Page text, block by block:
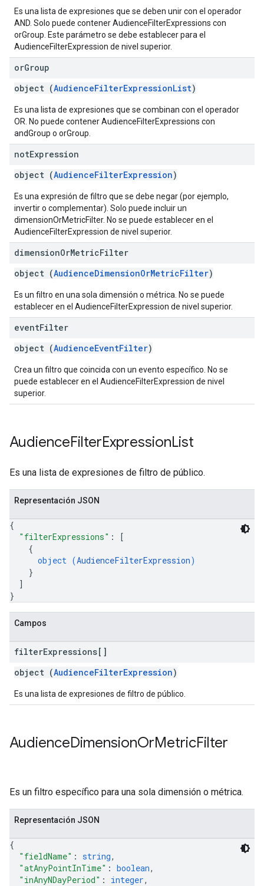
Es una lista de expresiones que se deben unir con el operador
AND. Solo puede contener AudienceFilterExpressions con
orGroup. Este parámetro se debe establecer para el
AudienceFilterExpression de nivel superior.
orGroup
object (AudienceFilterExpressionList)
Es una lista de expresiones que se combinan con el operador
OR. No puede contener AudienceFilterExpressions con
andGroup o orGroup.
notExpression
object (AudienceFilterExpression)
Es una expresión de filtro que se debe negar (por ejemplo,
invertir o complementar). Solo puede incluir un
dimensionOrMetricFilter. No se puede establecer en el
AudienceFilterExpression de nivel superior.
dimensionOrMetricFilter
object (AudienceDimensionOrMetricFilter)
Es un filtro en una sola dimensión o métrica. No se puede
establecer en el AudienceFilterExpression de nivel superior.
eventFilter
object (AudienceEventFilter)
Crea un filtro que coincida con un evento específico. No se
puede establecer en el AudienceFilterExpression de nivel
superior.
AudienceFilterExpressionList
Es una lista de expresiones de filtro de público.
Representación JSON
{
"filterExpressions" :
[
{
object (AudienceFilterExpression)
}
]
}
Campos
filterExpressions[]
object (AudienceFilterExpression)
Es una lista de expresiones de filtro de público.
AudienceDimensionOrMetricFilter
Es un filtro específico para una sola dimensión o métrica.
Representación JSON
{
"fieldName" : string,
"atAnyPointInTime" : boolean,
"inAnyNDayPeriod" : integer,